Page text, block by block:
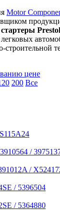
Motor
стартеры
строительной
цене
200 Все
/
/
/ 5396504
/ 5364880